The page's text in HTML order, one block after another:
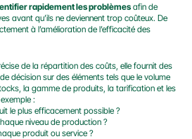
rapidement les problèmes afin de
avant qu’ils ne deviennent trop coûteux. De
à l’amélioration de l’efficacité des
de la répartition des coûts, elle fournit des
décision sur des éléments tels que le volume
la gamme de produits, la tarification et les
:
le plus efficacement possible ?
niveau de production ?
produit ou service ?